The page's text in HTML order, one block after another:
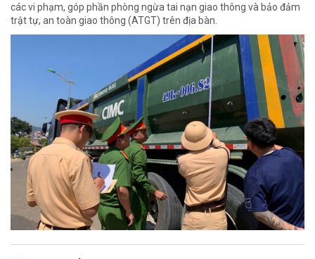
các vi phạm, góp phần phòng ngừa tai nạn giao thông và bảo đảm
trật tự, an toàn giao thông (ATGT) trên địa bàn.